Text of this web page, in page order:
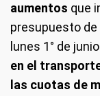
aumentos que
presupuesto
lunes 1° de
en el
las cuotas de